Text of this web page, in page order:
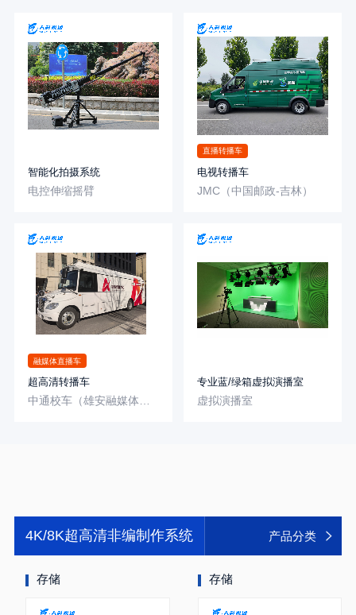
智能化拍摄系统
电控伸缩摇臂
直播转播车
电视转播车
JMC（中国邮政-吉林）
融媒体直播车
超高清转播车 专业蓝/绿箱虚拟演播室
虚拟演播室
4K/8K超高清非编制作系统 产品分类
存储 存储